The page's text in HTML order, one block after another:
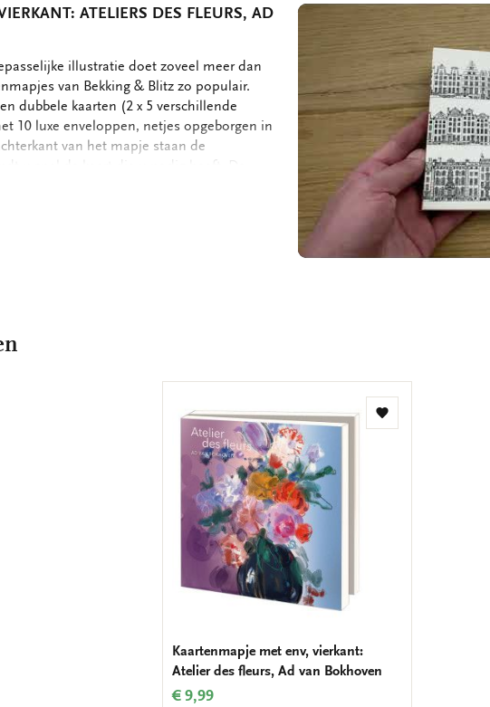
ATELIERS DES FLEURS, AD
illustratie doet zoveel meer dan
van Bekking & Blitz zo populair.
dubbele kaarten (2 x 5 verschillende
10 luxe enveloppen, netjes opgeborgen in
van het mapje staan de
u snel de kaart die u nodig heeft. De
Alle ruimte dus voor uw persoonlijke
gewicht 152 gram
Toevoegen
Kaartenmapje met env, vierkant:
Atelier des fleurs, Ad van Bokhoven
€ 9,99